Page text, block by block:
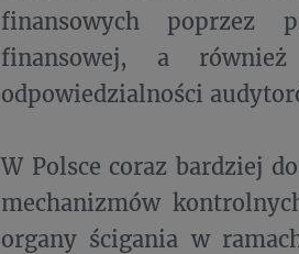
finansowych poprzez
finansowej, a
odpowiedzialności
W Polsce coraz bardziej
mechanizmów
organy ścigania w